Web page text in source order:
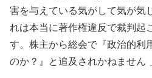
害を与えている気がして気が気
れは本当に著作権違反で裁判起
す。株主から総会で『政治的利
のか？』と追及されかねません